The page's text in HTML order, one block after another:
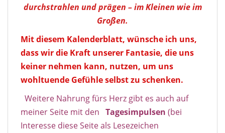
durchstrahlen und prägen – im Kleinen wie im
Großen.
Mit diesem Kalenderblatt, wünsche ich uns,
dass wir die Kraft unserer Fantasie, die uns
keiner nehmen kann, nutzen, um uns
wohltuende Gefühle selbst zu schenken.
Weitere Nahrung fürs Herz gibt es auch auf
meiner Seite mit den Tagesimpulsen (bei
Interesse diese Seite als Lesezeichen